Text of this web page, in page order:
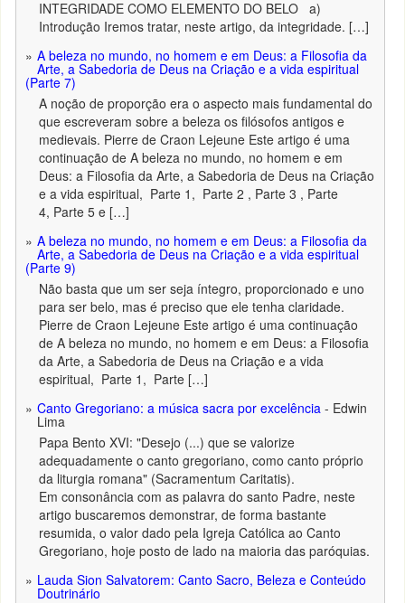
INTEGRIDADE COMO ELEMENTO DO BELO a)
Introdução Iremos tratar, neste artigo, da integridade. […]
A beleza no mundo, no homem e em Deus: a Filosofia da
Arte, a Sabedoria de Deus na Criação e a vida espiritual
(Parte 7)
A noção de proporção era o aspecto mais fundamental do
que escreveram sobre a beleza os filósofos antigos e
medievais. Pierre de Craon Lejeune Este artigo é uma
continuação de A beleza no mundo, no homem e em
Deus: a Filosofia da Arte, a Sabedoria de Deus na Criação
e a vida espiritual, Parte 1, Parte 2 , Parte 3 , Parte
4, Parte 5 e […]
A beleza no mundo, no homem e em Deus: a Filosofia da
Arte, a Sabedoria de Deus na Criação e a vida espiritual
(Parte 9)
Não basta que um ser seja íntegro, proporcionado e uno
para ser belo, mas é preciso que ele tenha claridade.
Pierre de Craon Lejeune Este artigo é uma continuação
de A beleza no mundo, no homem e em Deus: a Filosofia
da Arte, a Sabedoria de Deus na Criação e a vida
espiritual, Parte 1, Parte […]
Canto Gregoriano: a música sacra por excelência - Edwin
Lima
Papa Bento XVI: "Desejo (...) que se valorize
adequadamente o canto gregoriano, como canto próprio
da liturgia romana" (Sacramentum Caritatis).
Em consonância com as palavra do santo Padre, neste
artigo buscaremos demonstrar, de forma bastante
resumida, o valor dado pela Igreja Católica ao Canto
Gregoriano, hoje posto de lado na maioria das paróquias.
Lauda Sion Salvatorem: Canto Sacro, Beleza e Conteúdo
Doutrinário